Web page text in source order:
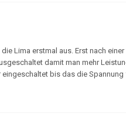
Lima erstmal aus. Erst nach
damit man mehr
bis das die Spannung